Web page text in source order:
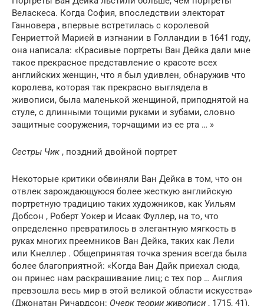
Веласкеса. Когда София, впоследствии электорат
Ганновера , впервые встретилась с королевой
Генриеттой Марией в изгнании в Голландии в 1641 году,
она написала: «Красивые портреты Ван Дейка дали мне
такое прекрасное представление о красоте всех
английских женщин, что я был удивлен, обнаружив что
королева, которая так прекрасно выглядела в
живописи, была маленькой женщиной, приподнятой на
стуле, с длинными тощими руками и зубами, словно
защитные сооружения, торчащими из ее рта … »
Сестры Чик , поздний двойной портрет
Некоторые критики обвиняли Ван Дейка в том, что он
отвлек зарождающуюся более жесткую английскую
портретную традицию таких художников, как Уильям
Добсон , Роберт Уокер и Исаак Фуллер, на то, что
определенно превратилось в элегантную мягкость в
руках многих преемников Ван Дейка, таких как Лели
или Кнеллер . Общепринятая точка зрения всегда была
более благоприятной: «Когда Ван Дайк приехал сюда,
он принес нам раскрашивание лиц; с тех пор … Англия
превзошла весь мир в этой великой области искусства»
(Джонатан Ричардсон: Очерк теории живописи , 1715, 41).